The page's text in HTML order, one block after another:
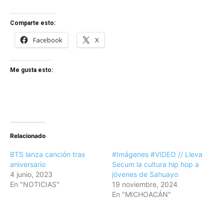
Comparte esto:
Facebook X
Me gusta esto:
Relacionado
BTS lanza canción tras
aniversario
4 junio, 2023
En "NOTICIAS"
#Imágenes #VIDEO // Lleva
Secum la cultura hip hop a
jóvenes de Sahuayo
19 noviembre, 2024
En "MICHOACÁN"